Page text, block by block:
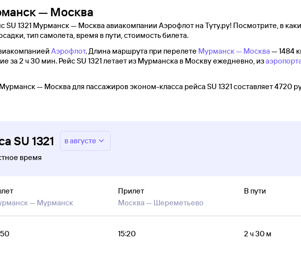
— Москва
SU 1321 Мурманск — Москва авиакомпании Аэрофлот на Туту.ру! Посмотрите, в
тип самолета, время в пути, стоимость билета.
Аэрофлот. Длина маршрута при перелете Мурманск — Москва — 1484
за 2 ч 30 мин. Рейс SU 1321 летает из Мурманска в Москву ежедневно, из
— Москва для пассажиров эконом-класса рейса SU 1321 составляет 4720
SU 1321
в августе
время
— Мурманск
Прилет
Москва — Шереметьево
В пути
15:20 2 ч 30 м